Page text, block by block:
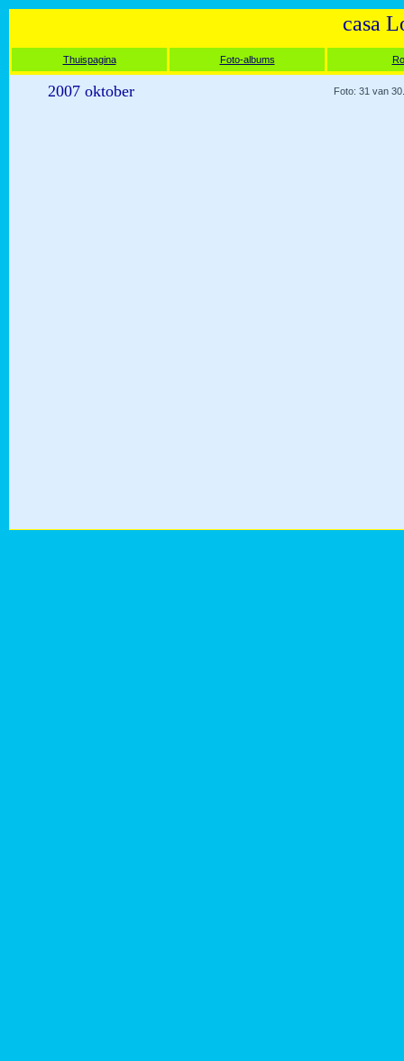
casa
Thuispagina Foto-albums
2007 oktober Foto: 31 van 30.